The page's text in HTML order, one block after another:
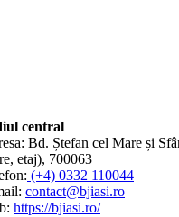
central
Bd. Ștefan cel Mare și
etaj), 700063
(+4) 0332 110044
contact@bjiasi.ro
https://bjiasi.ro/